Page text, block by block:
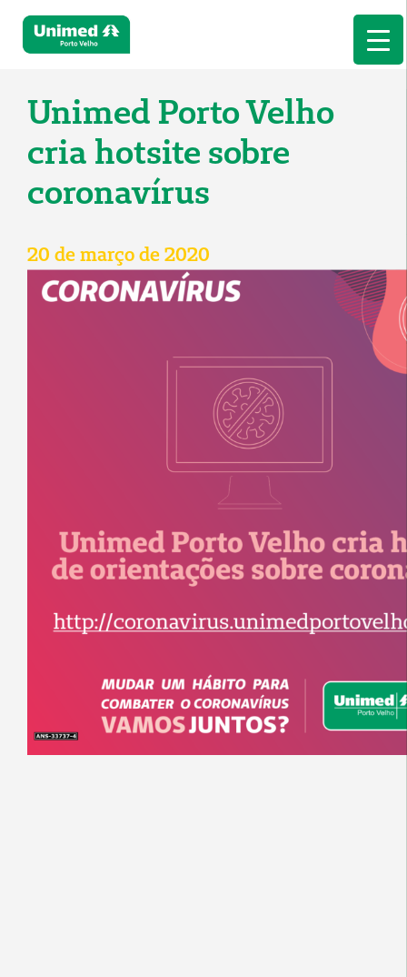
Unimed Porto Velho
cria hotsite sobre
coronavírus
20 de março de 2020